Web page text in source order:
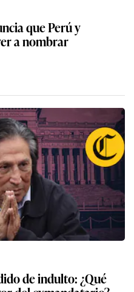
que Perú y
a nombrar
de indulto: ¿Qué